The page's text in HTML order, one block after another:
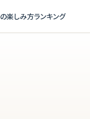
楽しみ方ランキング